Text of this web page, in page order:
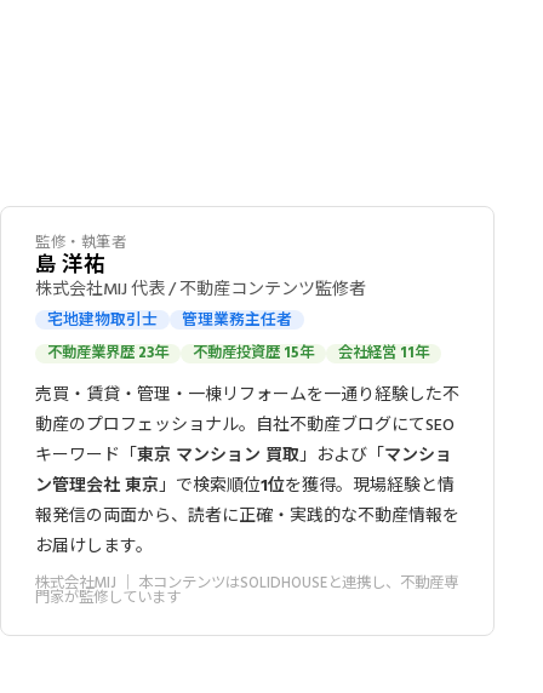
監修・執筆者
島 洋祐
株式会社MIJ 代表 / 不動産コンテンツ監修者
宅地建物取引士 管理業務主任者
不動産業界歴 23年 不動産投資歴 15年 会社経営 11年
売買・賃貸・管理・一棟リフォームを一通り経験した不
動産のプロフェッショナル。自社不動産ブログにてSEO
キーワード「東京 マンション 買取」および「マンショ
ン管理会社 東京」で検索順位1位を獲得。現場経験と情
報発信の両面から、読者に正確・実践的な不動産情報を
お届けします。
株式会社MIJ ｜ 本コンテンツはSOLIDHOUSEと連携し、不動産専
門家が監修しています